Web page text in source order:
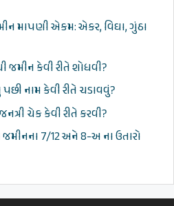
માપણી એકમ: એકર, વિઘા, ગુંઠા
જમીન કેવી રીતે શોધવી?
નામ કેવી રીતે ચડાવવું?
ચેક કેવી રીતે કરવી?
7/12 અને 8-અ ના ઉતારો